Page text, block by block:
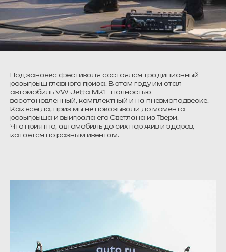
Под занавес фестиваля состоялся традиционный
розыгрыш главного приза. В этом году им стал
автомобиль VW Jetta MK1 - полностью
восстановленный, комплектный и на пневмоподвеске.
Как всегда, приз мы не показывали до момента
розыгрыша и выиграла его Светлана из Твери.
Что приятно, автомобиль до сих пор жив и здоров,
катается по разным ивентам.